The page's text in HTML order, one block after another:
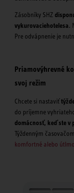
Zásobníky SHZ
vykurovaciehotelesa.
Pre odvápnenie je
Priamovýhrevné
svoj režim
Chcete si nastaviť
do príjemne
domácnosť, keď ste v
Týždenným
komfortné alebo